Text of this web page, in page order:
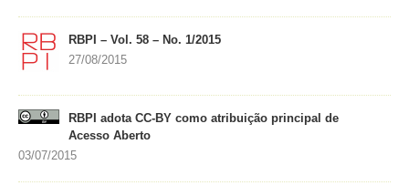
RBPI – Vol. 58 – No. 1/2015
27/08/2015
RBPI adota CC-BY como atribuição principal de
Acesso Aberto
03/07/2015